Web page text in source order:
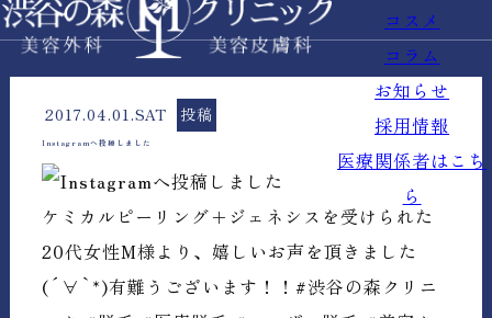
コスメ
コラム
お知らせ
採用情報
医療関係者はこち
ら
2017.04.01.SAT 投稿
Instagramへ投稿しました
ケミカルピーリング＋ジェネシスを受けられた
20代女性M様より、嬉しいお声を頂きました
(´∀`*)有難うございます！！#渋谷の森クリニ